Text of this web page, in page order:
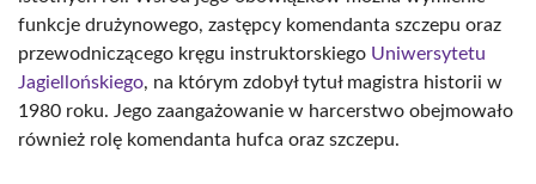
funkcje drużynowego, zastępcy komendanta szczepu oraz
przewodniczącego kręgu instruktorskiego Uniwersytetu
Jagiellońskiego, na którym zdobył tytuł magistra historii w
1980 roku. Jego zaangażowanie w harcerstwo obejmowało
również rolę komendanta hufca oraz szczepu.